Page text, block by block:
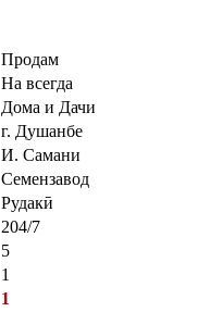
Продам
На всегда
Дома и Дачи
г. Душанбе
И. Самани
Семензавод
Рудакӣ
204/7
5
1
1